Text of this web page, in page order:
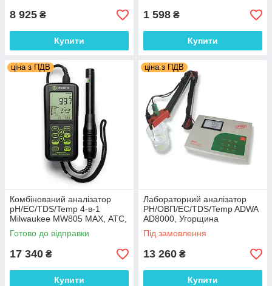
8 925 ₴
Купити
1 598 ₴
Купити
ціна з ПДВ
Комбінований аналізатор
pH/EC/TDS/Temp 4-в-1
Milwaukee MW805 MAX, АТС,
Угорщина-Румунія
Готово до відправки
17 340 ₴
Купити
ціна з ПДВ
Лабораторний аналізатор
PH/OВП/EC/TDS/Temp ADWA
AD8000, Угорщина
Під замовлення
13 260 ₴
Купити